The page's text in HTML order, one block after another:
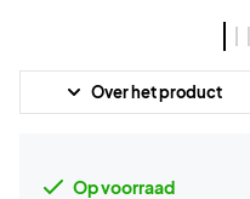
Over het product
Op voorraad